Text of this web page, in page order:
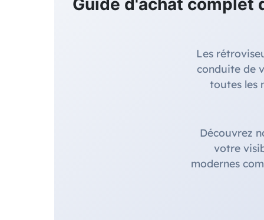
Guide d'achat complet
Les
conduite de
toutes les
Découvrez
votre
modernes